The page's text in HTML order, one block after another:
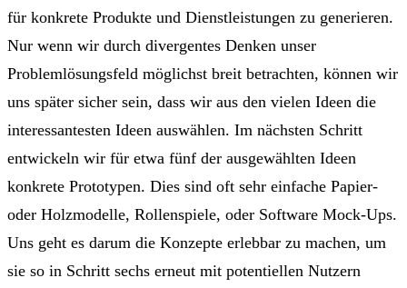
für konkrete Produkte und Dienstleistungen zu generieren.
Nur wenn wir durch divergentes Denken unser
Problemlösungsfeld möglichst breit betrachten, können wir
uns später sicher sein, dass wir aus den vielen Ideen die
interessantesten Ideen auswählen. Im nächsten Schritt
entwickeln wir für etwa fünf der ausgewählten Ideen
konkrete Prototypen. Dies sind oft sehr einfache Papier-
oder Holzmodelle, Rollenspiele, oder Software Mock-Ups.
Uns geht es darum die Konzepte erlebbar zu machen, um
sie so in Schritt sechs erneut mit potentiellen Nutzern